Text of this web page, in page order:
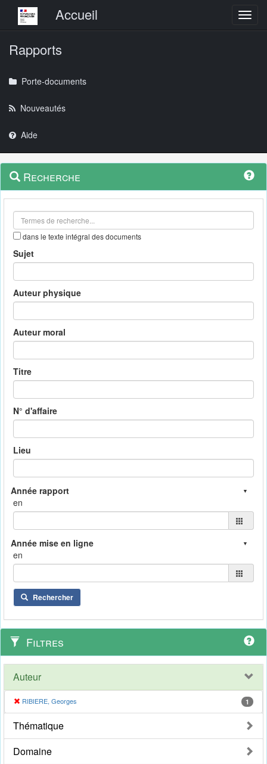
Menu principalAccueil
Rapports
Porte-documents
Nouveautés
Aide
Navigation
outils
Menu
contextuel
Recherche
dans le texte intégral des documents
Sujet
Auteur physique
Auteur moral
Titre
N° d'affaire
Lieu
en
en
Rechercher
Filtres
Auteur
RIBIERE, Georges 1
Thématique
Domaine